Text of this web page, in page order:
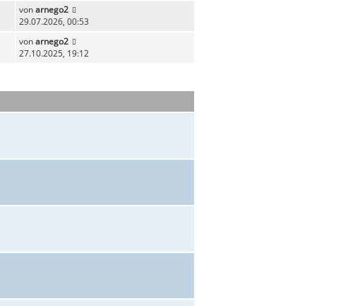
vonarnego2
29.07.2026, 00:53
vonarnego2
27.10.2025, 19:12